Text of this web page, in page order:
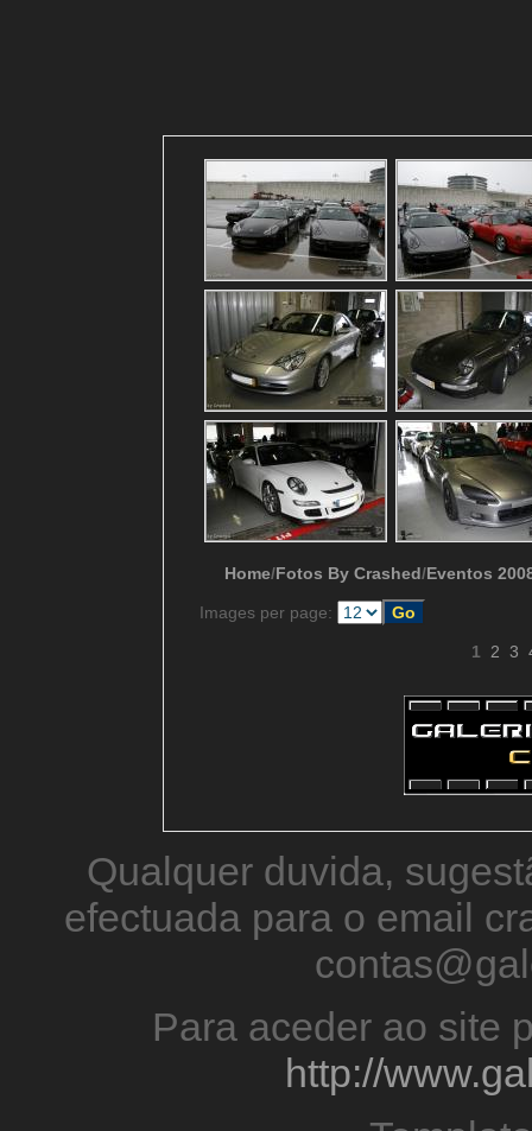
Home/Fotos By Crashed/Eventos
Images per page:
1 2 3
Qualquer duvida,
efectuada para o email
Para aceder ao site
http://